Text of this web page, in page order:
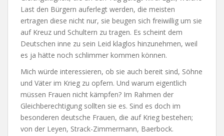
Last den Bürgern auferlegt werden, die meisten
ertragen diese nicht nur, sie beugen sich freiwillig um sie
auf Kreuz und Schultern zu tragen. Es scheint dem
Deutschen inne zu sein Leid klaglos hinzunehmen, weil
es ja hätte noch schlimmer kommen können.
Mich würde interessieren, ob sie auch bereit sind, Söhne
und Väter im Krieg zu opfern. Und warum eigentlich
müssen Frauen nicht kämpfen? Im Rahmen der
Gleichberechtigung sollten sie es. Sind es doch im
besonderen deutsche Frauen, die auf Krieg bestehen;
von der Leyen, Strack-Zimmermann, Baerbock.